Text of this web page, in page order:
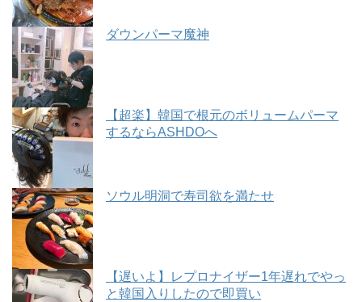
ダウンパーマ魔神
【超楽】韓国で根元のボリュームパーマ
するならASHDOへ
ソウル明洞で寿司欲を満たせ
【遅いよ】レプロナイザー1年遅れでやっ
と韓国入りしたので即買い